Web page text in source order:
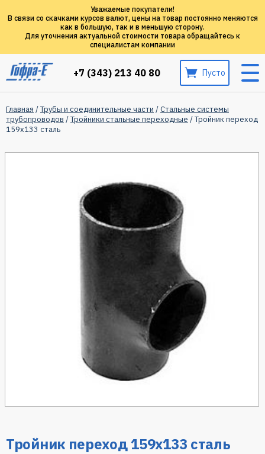
Уважаемые покупатели!
В связи со скачками курсов валют, цены на товар постоянно меняются
как в большую, так и в меньшую сторону.
Для уточнения актуальной стоимости товара обращайтесь к
специалистам компании
+7 (343) 213 40 80 Пусто
Главная /Трубы и соединительные части /Стальные системы
трубопроводов /Тройники стальные переходные / Тройник переход
159х133 сталь
Тройник переход 159х133 сталь